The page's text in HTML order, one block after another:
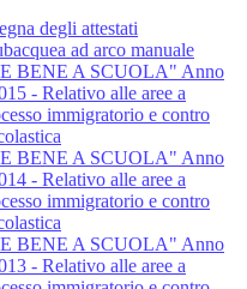
degli attestati
ad arco manuale
BENE A SCUOLA" Anno
- Relativo alle aree a
immigratorio e contro
BENE A SCUOLA" Anno
- Relativo alle aree a
immigratorio e contro
BENE A SCUOLA" Anno
- Relativo alle aree a